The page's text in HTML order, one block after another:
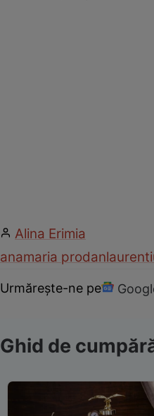
Alina Erimia
anamaria prodan
Urmărește-ne pe
Ghid de